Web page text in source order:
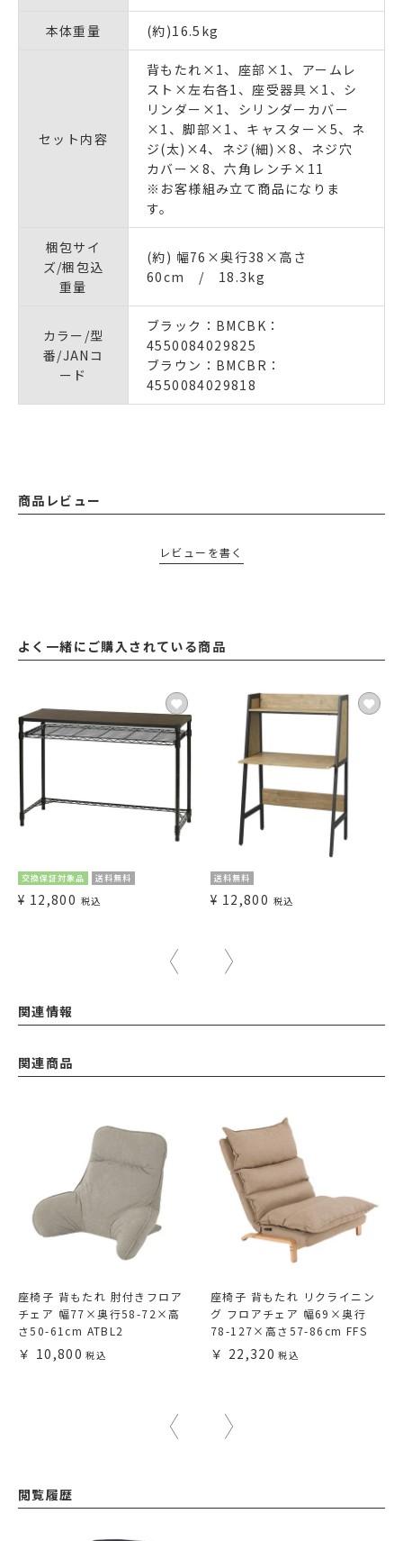
本体重量 (約)16.5kg
セット内容
背もたれ×1、座部×1、アームレ
スト×左右各1、座受器具×1、シ
リンダー×1、シリンダーカバー
×1、脚部×1、キャスター×5、ネ
ジ(太)×4、ネジ(細)×8、ネジ穴
カバー×8、六角レンチ×11
※お客様組み立て商品になりま
す。
梱包サイ
ズ/梱包込
重量
(約) 幅76×奥行38×高さ
60cm / 18.3kg
カラー/型
番/JANコ
ード
ブラック：BMCBK：
4550084029825
ブラウン：BMCBR：
4550084029818
商品レビュー
レビューを書く
よく一緒にご購入されている商品
交換保証対象品 送料無料
¥ 12,800 税込
送料無料
¥ 12,800 税込
関連情報
関連商品
座椅子 背もたれ 肘付きフロア
チェア 幅77×奥行58-72×高
さ50-61cm ATBL2
10,800
座椅子 背もたれ リクライニン
グ フロアチェア 幅69×奥行
78-127×高さ57-86cm FFS
22,320
閲覧履歴